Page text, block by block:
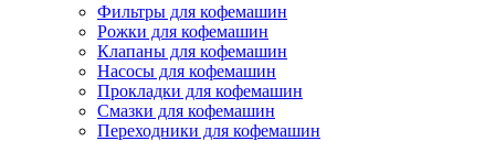
Фильтры для кофемашин
Рожки для кофемашин
Клапаны для кофемашин
Насосы для кофемашин
Прокладки для кофемашин
Смазки для кофемашин
Переходники для кофемашин